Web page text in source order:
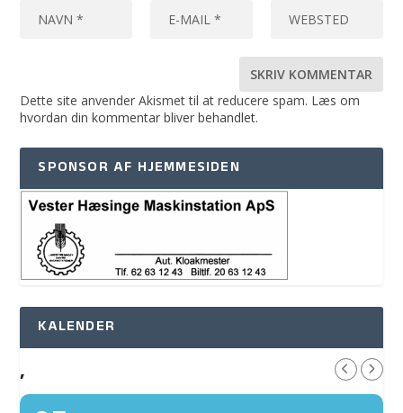
Dette site anvender Akismet til at reducere spam. Læs om
hvordan din kommentar bliver behandlet.
SPONSOR AF HJEMMESIDEN
KALENDER
,